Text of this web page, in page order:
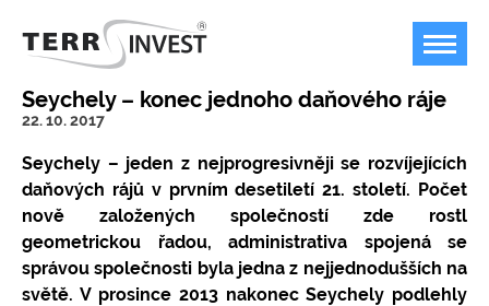
Offshore podnikání
Plán B pro podnikání v dobách temna
Možnost a příklady využití offshore firem
Bankovnictví
Bankovní účty v zahraničí
Jurisdikce
Seychely – konec jednoho daňového ráje
22. 10. 2017
Seychely – jeden z nejprogresivněji se rozvíjejících
daňových rájů v prvním desetiletí 21. století. Počet
nově založených společností zde rostl
geometrickou řadou, administrativa spojená se
správou společnosti byla jedna z nejjednodušších na
světě. V prosince 2013 nakonec Seychely podlehly